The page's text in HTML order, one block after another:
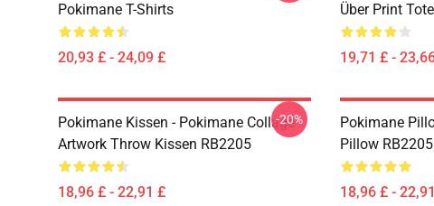
Pokimane T-Shirts
20,93 £ - 24,09 £
Über Print
19,71 £ -
Pokimane Kissen - Pokimane Collage
Artwork Throw Kissen RB2205
18,96 £ - 22,91 £
-20%
Pokimane
Pillow RB2205
18,96 £ -